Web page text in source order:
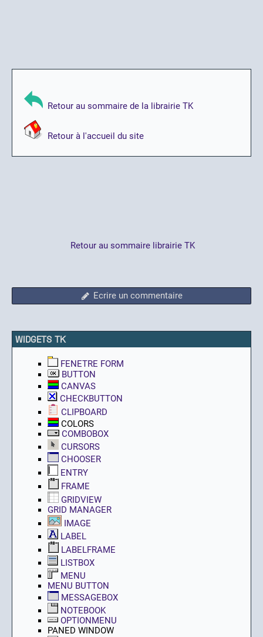
Retour au sommaire de la librairie TK
Retour à l'accueil du site
Retour au sommaire librairie TK
Ecrire un commentaire
WIDGETS TK
FENETRE FORM
BUTTON
CANVAS
CHECKBUTTON
CLIPBOARD
COLORS
COMBOBOX
CURSORS
CHOOSER
ENTRY
FRAME
GRIDVIEW
GRID MANAGER
IMAGE
LABEL
LABELFRAME
LISTBOX
MENU
MENU BUTTON
MESSAGEBOX
NOTEBOOK
OPTIONMENU
PANED WINDOW